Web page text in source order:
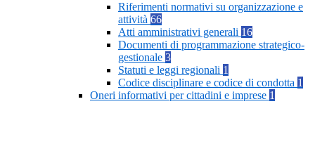
Riferimenti normativi su organizzazione e
attività 66
Atti amministrativi generali 16
Documenti di programmazione strategico-
gestionale 3
Statuti e leggi regionali 1
Codice disciplinare e codice di condotta 1
Oneri informativi per cittadini e imprese 1